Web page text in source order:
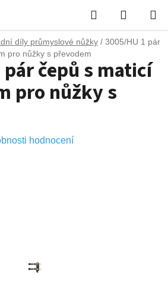
Hledat
KOŠÍK
díly průmyslové nůžky / 3005/HU 1 pár
pro nůžky s převodem
čepů s maticí
pro nůžky s
hodnocení